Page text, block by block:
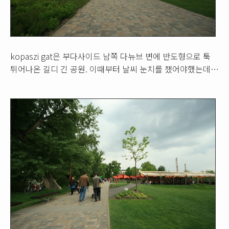
kopaszi gat은 부다사이드 남쪽 다뉴브 변에 반도형으로 툭
튀어나온 길디 긴 공원. 이때부터 날씨 눈치를 챘어야했는데…